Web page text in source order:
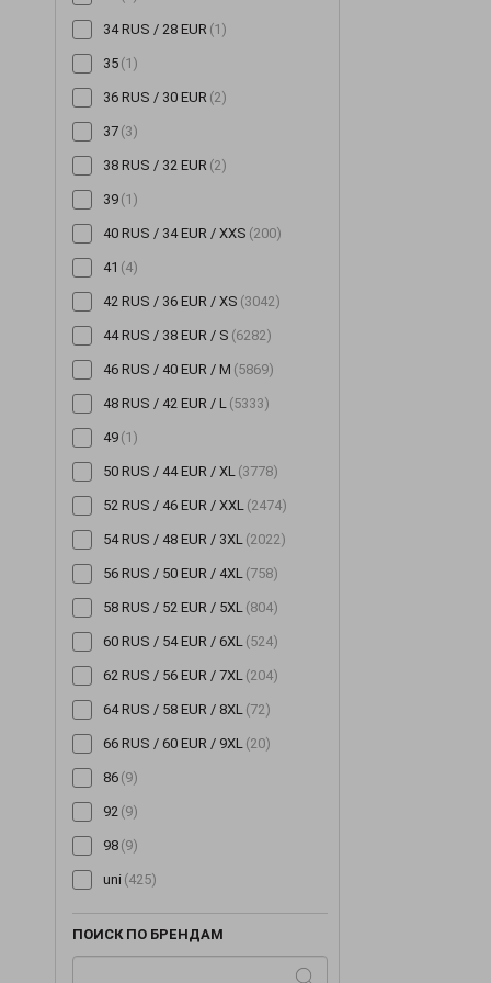
Шорты (196)
Шубы
Юбки (522)
34 RUS / 28 EUR (1)
35 (1)
36 RUS / 30 EUR (2)
37 (3)
38 RUS / 32 EUR (2)
39 (1)
40 RUS / 34 EUR / XXS (200)
41 (4)
42 RUS / 36 EUR / XS (3042)
44 RUS / 38 EUR / S (6282)
46 RUS / 40 EUR / M (5869)
48 RUS / 42 EUR / L (5333)
49 (1)
50 RUS / 44 EUR / XL (3778)
52 RUS / 46 EUR / XXL (2474)
54 RUS / 48 EUR / 3XL (2022)
56 RUS / 50 EUR / 4XL (758)
58 RUS / 52 EUR / 5XL (804)
60 RUS / 54 EUR / 6XL (524)
62 RUS / 56 EUR / 7XL (204)
64 RUS / 58 EUR / 8XL (72)
66 RUS / 60 EUR / 9XL (20)
86 (9)
92 (9)
98 (9)
uni (425)
ПОИСК ПО БРЕНДАМ